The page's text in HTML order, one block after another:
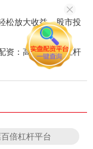
松放大收益，股市投
资：高效投资，杠杆
倍杠杆平台